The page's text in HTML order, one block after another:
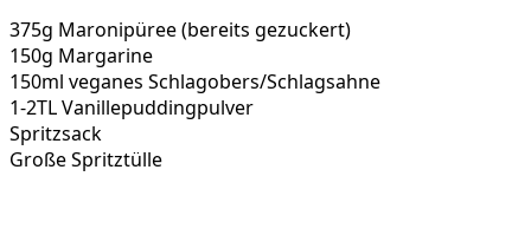
375g Maronipüree (bereits gezuckert)
150g Margarine
150ml veganes Schlagobers/Schlagsahne
1-2TL Vanillepuddingpulver
Spritzsack
Große Spritztülle